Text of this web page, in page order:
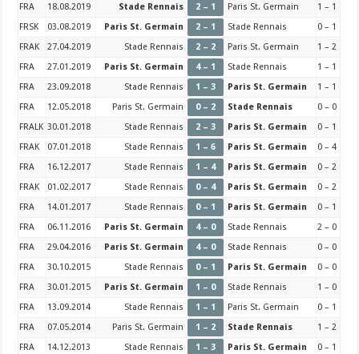
FRA 18.08.2019 Stade Rennais 2 – 1 Paris St. Germain
1 – 1
FRSK
03.08.2019 Paris St. Germain 2 – 1 Stade Rennais
0 – 1
FRAK
27.04.2019 Stade Rennais 2 – 2 Paris St. Germain
1 – 2
FRA
27.01.2019 Paris St. Germain 4 – 1 Stade Rennais
1 – 1
FRA
23.09.2018 Stade Rennais 1 – 3 Paris St. Germain
1 – 1
FRA
12.05.2018 Paris St. Germain 0 – 2 Stade Rennais
0 – 0
FRALK 30.01.2018 Stade Rennais 2 – 3 Paris St. Germain
0 – 1
FRAK
07.01.2018 Stade Rennais 1 – 6 Paris St. Germain
0 – 4
FRA
16.12.2017 Stade Rennais 1 – 4 Paris St. Germain
0 – 2
FRAK
01.02.2017 Stade Rennais 0 – 4 Paris St. Germain
0 – 2
FRA
14.01.2017 Stade Rennais 0 – 1 Paris St. Germain
0 – 1
FRA
06.11.2016 Paris St. Germain 4 – 0 Stade Rennais
2 – 0
FRA
29.04.2016 Paris St. Germain 4 – 0 Stade Rennais
0 – 0
FRA
30.10.2015 Stade Rennais 0 – 1 Paris St. Germain
0 – 0
FRA
30.01.2015 Paris St. Germain 1 – 0 Stade Rennais
1 – 0
FRA
13.09.2014 Stade Rennais 1 – 1 Paris St. Germain
0 – 1
FRA
07.05.2014 Paris St. Germain 1 – 2 Stade Rennais
1 – 2
FRA
14.12.2013 Stade Rennais 1 – 3 Paris St. Germain
0 – 1